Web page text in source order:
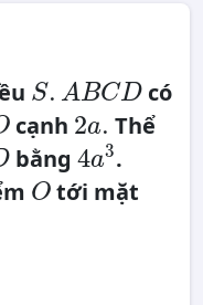
S. ABCD
S
.
A
B
C
D
có
cạnh 2a.
2
a
.
Thể
bằng 4a3
4
a3 .
O
Otới mặt